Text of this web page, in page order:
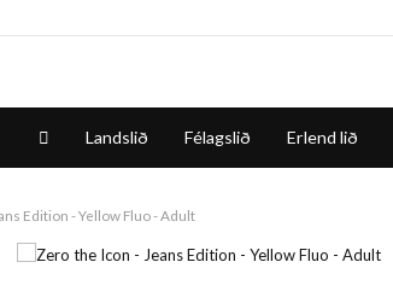
Landslið Félagslið Erlend lið
Edition - Yellow Fluo - Adult